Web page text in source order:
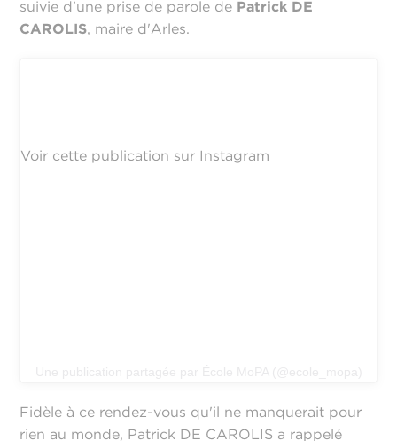
suivie d'une prise de parole de Patrick DE
CAROLIS, maire d'Arles.
Voir cette publication sur Instagram
Fidèle à ce rendez-vous qu'il ne manquerait pour
rien au monde, Patrick DE CAROLIS a rappelé